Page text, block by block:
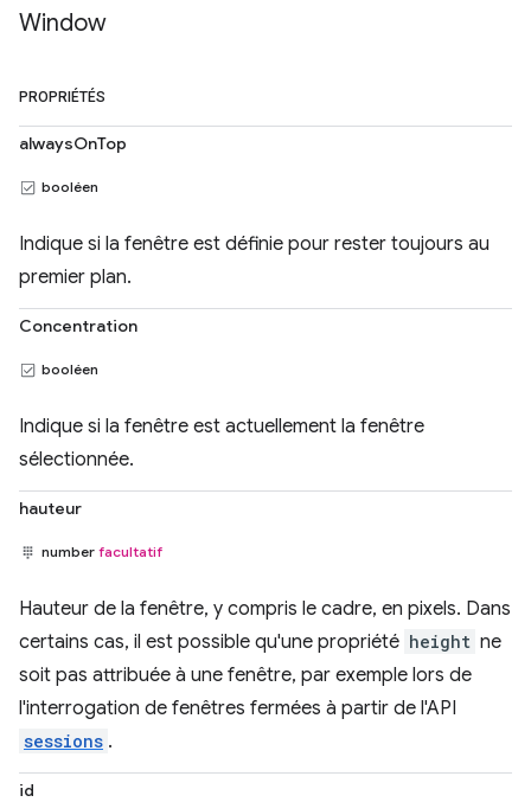
Window
PROPRIÉTÉS
alwaysOnTop
booléen
Indique si la fenêtre est définie pour rester toujours au
premier plan.
Concentration
booléen
Indique si la fenêtre est actuellement la fenêtre
sélectionnée.
hauteur
number facultatif
Hauteur de la fenêtre, y compris le cadre, en pixels. Dans
certains cas, il est possible qu'une propriété height ne
soit pas attribuée à une fenêtre, par exemple lors de
l'interrogation de fenêtres fermées à partir de l'API
sessions .
id